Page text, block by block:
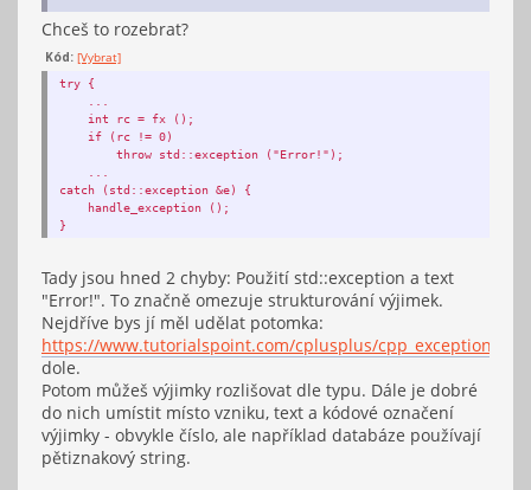
Chceš to rozebrat?
Kód: [Vybrat]
try {
int rc = fx ();
if (rc != 0)
throw std::exception ("Error!");
catch (std::exception &e) {
handle_exception ();
}
Tady jsou hned 2 chyby: Použití std::exception a text
"Error!". To značně omezuje strukturování výjimek.
Nejdříve bys jí měl udělat potomka:
https://www.tutorialspoint.com/cplusplus/
dole.
Potom můžeš výjimky rozlišovat dle typu. Dále je dobré
do nich umístit místo vzniku, text a kódové označení
výjimky - obvykle číslo, ale například databáze používají
pětiznakový string.